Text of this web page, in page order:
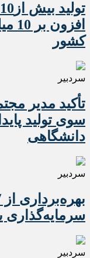
کشور
سردبیر
تأکید مدیر
سوی تولید
دانشگاهی
سردبیر
سردبیر